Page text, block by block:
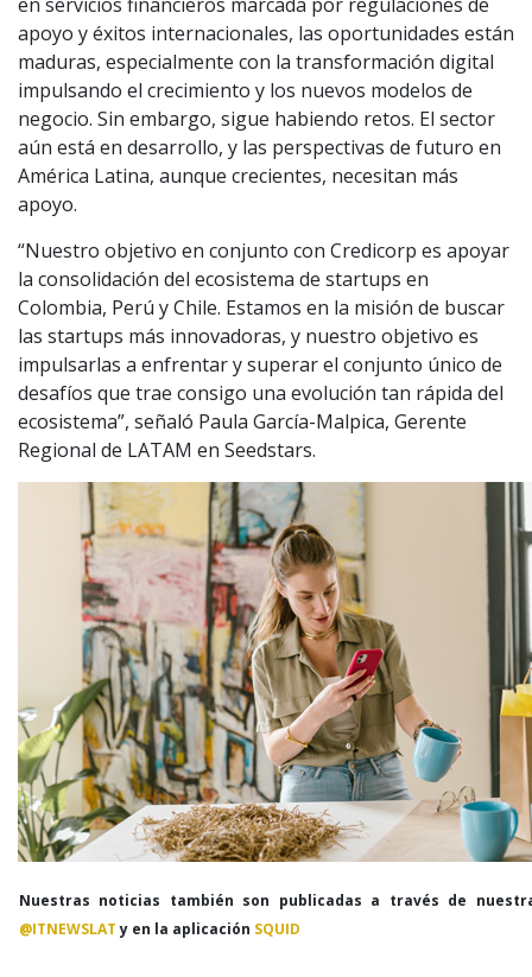
apoyo y éxitos internacionales, las oportunidades están
maduras, especialmente con la transformación digital
impulsando el crecimiento y los nuevos modelos de
negocio. Sin embargo, sigue habiendo retos. El sector
aún está en desarrollo, y las perspectivas de futuro en
América Latina, aunque crecientes, necesitan más
apoyo.
“Nuestro objetivo en conjunto con Credicorp es apoyar
la consolidación del ecosistema de startups en
Colombia, Perú y Chile. Estamos en la misión de buscar
las startups más innovadoras, y nuestro objetivo es
impulsarlas a enfrentar y superar el conjunto único de
desafíos que trae consigo una evolución tan rápida del
ecosistema”, señaló Paula García-Malpica, Gerente
Regional de LATAM en Seedstars.
Nuestras noticias también son publicadas a través de
@ITNEWSLATy en la aplicación SQUID